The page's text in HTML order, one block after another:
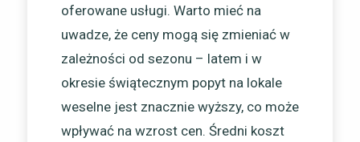
oferowane usługi. Warto mieć na
uwadze, że ceny mogą się zmieniać w
zależności od sezonu – latem i w
okresie świątecznym popyt na lokale
weselne jest znacznie wyższy, co może
wpływać na wzrost cen. Średni koszt